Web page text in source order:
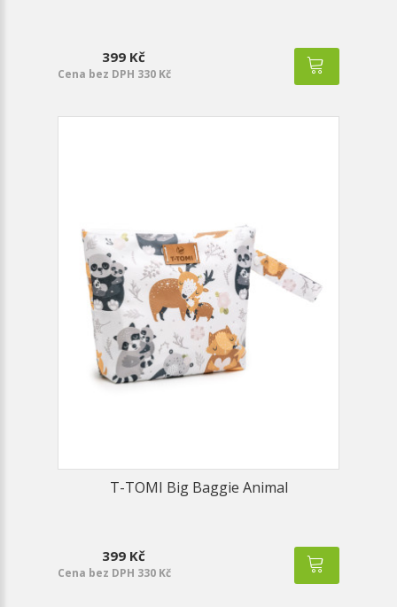
399 Kč
Cena bez DPH 330 Kč
T-TOMI Big Baggie Animal
399 Kč
Cena bez DPH 330 Kč